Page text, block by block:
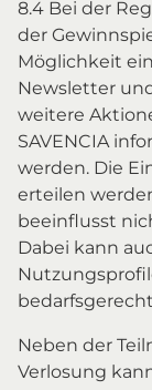
8.4 Bei der
der
Möglichkeit
Newsletter
weitere
SAVENCIA
werden. Die
erteilen
beeinflusst
Dabei kann
Neben der
Verlosung